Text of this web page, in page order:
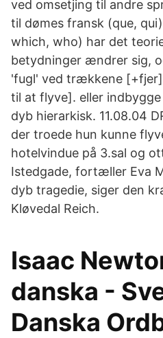
ved omsetjing til andre
til dømes fransk (que,
which, who) har det
betydninger ændrer sig,
'fugl' ved trækkene
til at flyve]. eller
dyb hierarkisk. 11.08.04
der troede hun kunne
hotelvindue på 3.sal og
Istedgade, fortæller Eva
dyb tragedie, siger den
Kløvedal Reich.
Isaac
danska -
Danska